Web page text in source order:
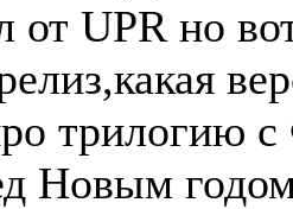
от UPR но
трилогию с
Новым